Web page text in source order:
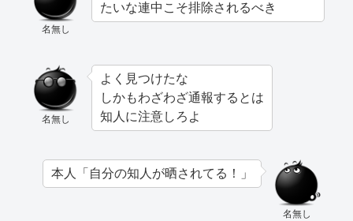
名無し
たいな連中こそ排除されるべき
名無し
よく見つけたな
しかもわざわざ通報するとは
知人に注意しろよ
名無し
本人「自分の知人が晒されてる！」